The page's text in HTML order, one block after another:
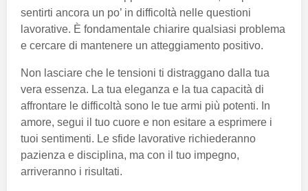
sentirti ancora un po’ in difficoltà nelle questioni
lavorative. È fondamentale chiarire qualsiasi problema
e cercare di mantenere un atteggiamento positivo.
Non lasciare che le tensioni ti distraggano dalla tua
vera essenza. La tua eleganza e la tua capacità di
affrontare le difficoltà sono le tue armi più potenti. In
amore, segui il tuo cuore e non esitare a esprimere i
tuoi sentimenti. Le sfide lavorative richiederanno
pazienza e disciplina, ma con il tuo impegno,
arriveranno i risultati.